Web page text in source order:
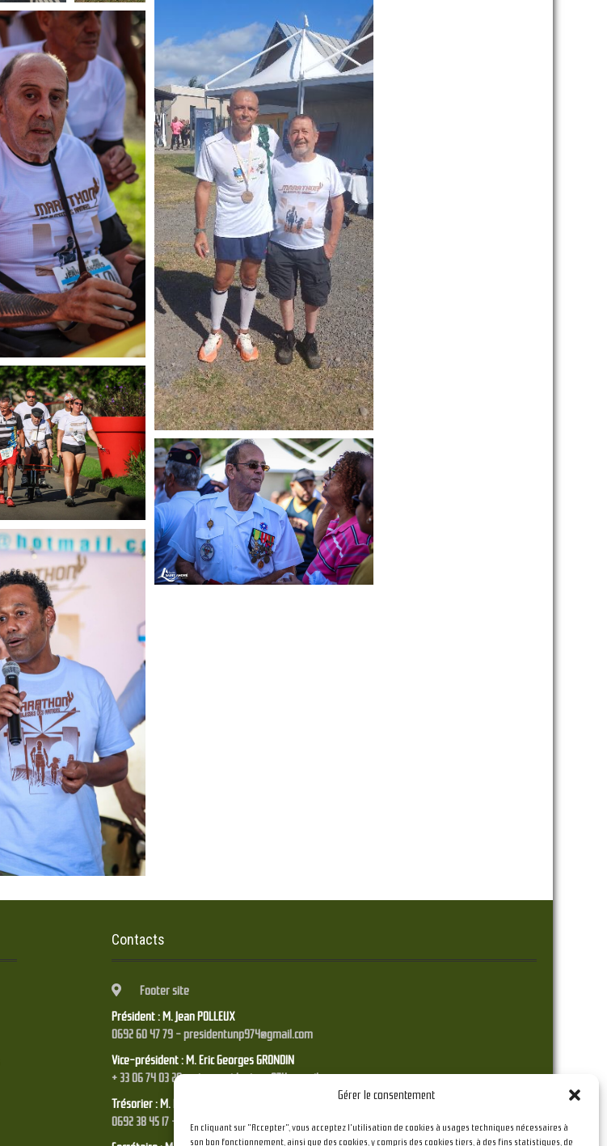
Gérer le consentement
En cliquant sur "Accepter", vous acceptez l'utilisation de cookies à usages techniques nécessaires à
son bon fonctionnement, ainsi que des cookies, y compris des cookies tiers, à des fins statistiques, de
Contacts
Footer site
Président : M. Jean POLLEUX
0692 60 47 79 - presidentunp974@gmail.com
Vice-président : M. Eric Georges GRONDIN
+ 33 06 74 03 28 - vicepresidentunp974@gmail.com
Trésorier : M. Franck STYRANEC
0692 38 45 17 - tresorierunp974@gmail.com